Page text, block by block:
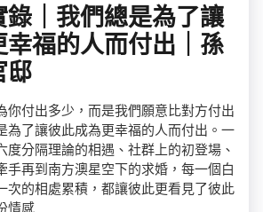
｜我們總是為了讓
福的人而付出｜孫
邸
你付出多少，而是我們願意比對方付出
為了讓彼此成為更幸福的人而付出。一
度分隔理論的相遇、社群上的初登場、
手再到南方澳星空下的求婚，每一個白
次的相處累積，都讓彼此更看見了彼此
情感